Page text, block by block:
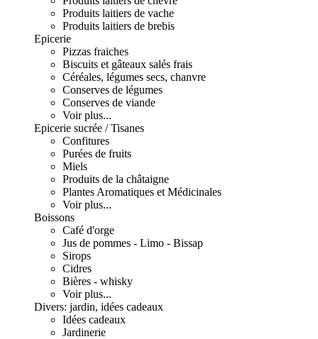
Produits laitiers de vache
Produits laitiers de brebis
Epicerie
Pizzas fraiches
Biscuits et gâteaux salés frais
Céréales, légumes secs, chanvre
Conserves de légumes
Conserves de viande
Voir plus...
Epicerie sucrée / Tisanes
Confitures
Purées de fruits
Miels
Produits de la châtaigne
Plantes Aromatiques et Médicinales
Voir plus...
Boissons
Café d'orge
Jus de pommes - Limo - Bissap
Sirops
Cidres
Bières - whisky
Voir plus...
Divers: jardin, idées cadeaux
Idées cadeaux
Jardinerie